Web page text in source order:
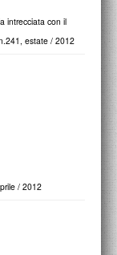
intrecciata con il
estate / 2012
/ 2012